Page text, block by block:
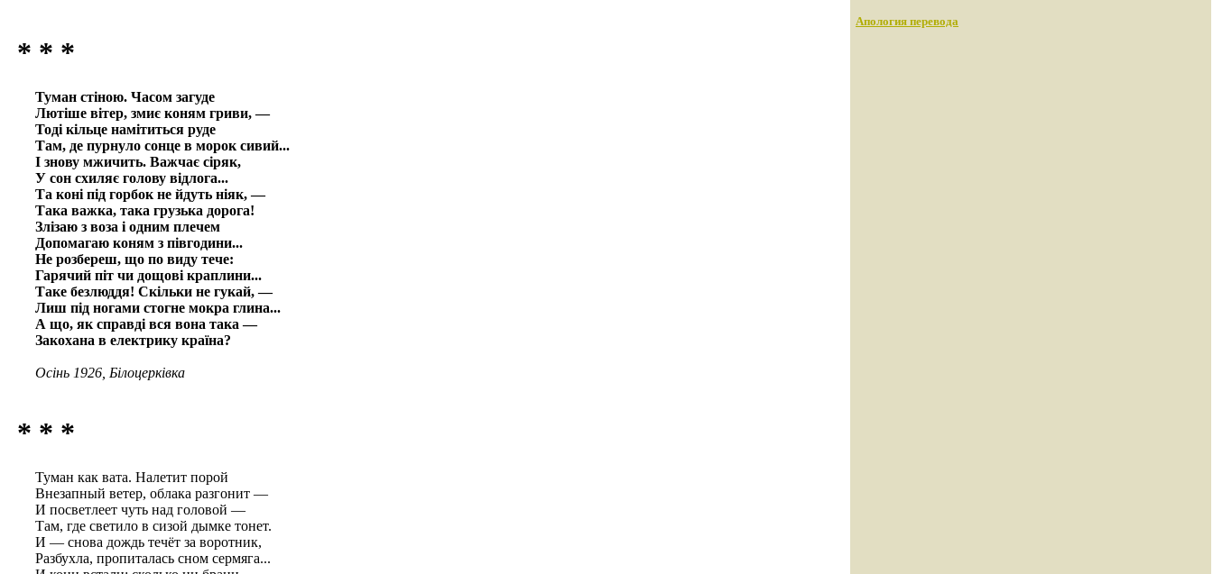
* * *
Туман стіною. Часом загуде
Лютіше вітер, змиє коням гриви, —
Тоді кільце намітиться руде
Там, де пурнуло сонце в морок сивий...
І знову мжичить. Важчає сіряк,
У сон схиляє голову відлога...
Та коні під горбок не йдуть ніяк, —
Така важка, така грузька дорога!
Злізаю з воза і одним плечем
Допомагаю коням з півгодини...
Не розбереш, що по виду тече:
Гарячий піт чи дощові краплини...
Таке безлюддя! Скільки не гукай, —
Лиш під ногами стогне мокра глина...
А що, як справді вся вона така —
Закохана в електрику країна?
Осінь 1926, Білоцерківка
* * *
Туман как вата. Налетит порой
Внезапный ветер, облака разгонит —
И посветлеет чуть над головой —
Там, где светило в сизой дымке тонет.
И — снова дождь течёт за воротник,
Разбухла, пропиталась сном сермяга...
Апология перевода